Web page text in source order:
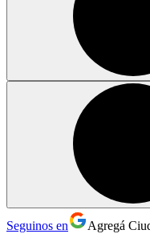
Seguinos en Agregá